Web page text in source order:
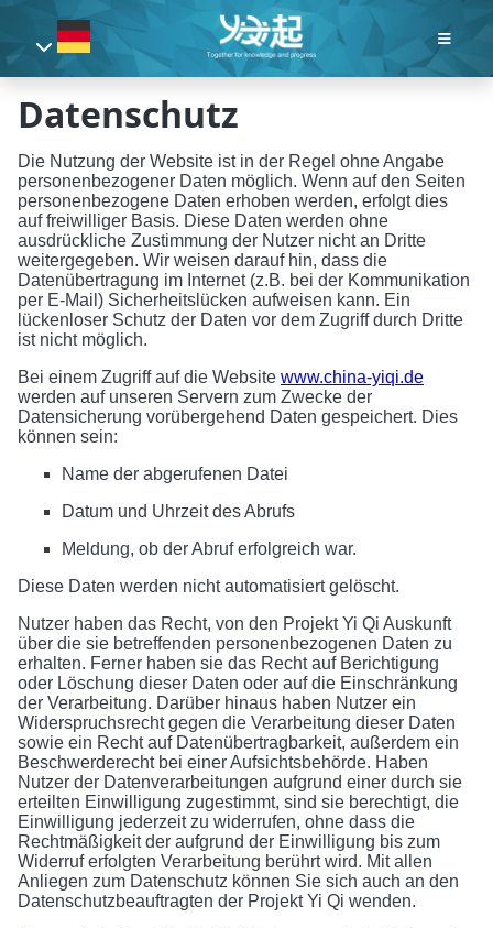
Datenschutz
Die Nutzung der Website ist in der Regel ohne Angabe
personenbezogener Daten möglich. Wenn auf den Seiten
personenbezogene Daten erhoben werden, erfolgt dies
auf freiwilliger Basis. Diese Daten werden ohne
ausdrückliche Zustimmung der Nutzer nicht an Dritte
weitergegeben. Wir weisen darauf hin, dass die
Datenübertragung im Internet (z.B. bei der Kommunikation
per E-Mail) Sicherheitslücken aufweisen kann. Ein
lückenloser Schutz der Daten vor dem Zugriff durch Dritte
ist nicht möglich.
Bei einem Zugriff auf die Website www.china-yiqi.de
werden auf unseren Servern zum Zwecke der
Datensicherung vorübergehend Daten gespeichert. Dies
können sein:
Name der abgerufenen Datei
Datum und Uhrzeit des Abrufs
Meldung, ob der Abruf erfolgreich war.
Diese Daten werden nicht automatisiert gelöscht.
Nutzer haben das Recht, von den Projekt Yi Qi Auskunft
über die sie betreffenden personenbezogenen Daten zu
erhalten. Ferner haben sie das Recht auf Berichtigung
oder Löschung dieser Daten oder auf die Einschränkung
der Verarbeitung. Darüber hinaus haben Nutzer ein
Widerspruchsrecht gegen die Verarbeitung dieser Daten
sowie ein Recht auf Datenübertragbarkeit, außerdem ein
Beschwerderecht bei einer Aufsichtsbehörde. Haben
Nutzer der Datenverarbeitungen aufgrund einer durch sie
erteilten Einwilligung zugestimmt, sind sie berechtigt, die
Einwilligung jederzeit zu widerrufen, ohne dass die
Rechtmäßigkeit der aufgrund der Einwilligung bis zum
Widerruf erfolgten Verarbeitung berührt wird. Mit allen
Anliegen zum Datenschutz können Sie sich auch an den
Datenschutzbeauftragten der Projekt Yi Qi wenden.